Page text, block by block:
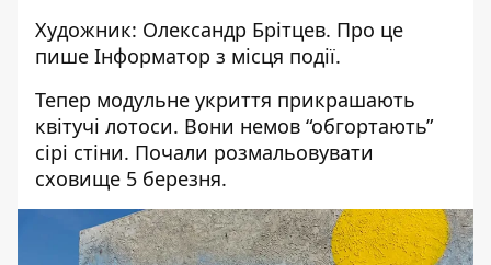
Художник: Олександр Брітцев. Про це
пише Інформатор з місця події.
Тепер модульне укриття прикрашають
квітучі лотоси. Вони немов “обгортають”
сірі стіни. Почали розмальовувати
сховище 5 березня.